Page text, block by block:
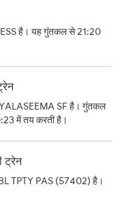
है। यह गुंतकल से 21:20
SF है। गुंतकल
में तय करती है।
ट्रेन
TPTY PAS (57402) है।